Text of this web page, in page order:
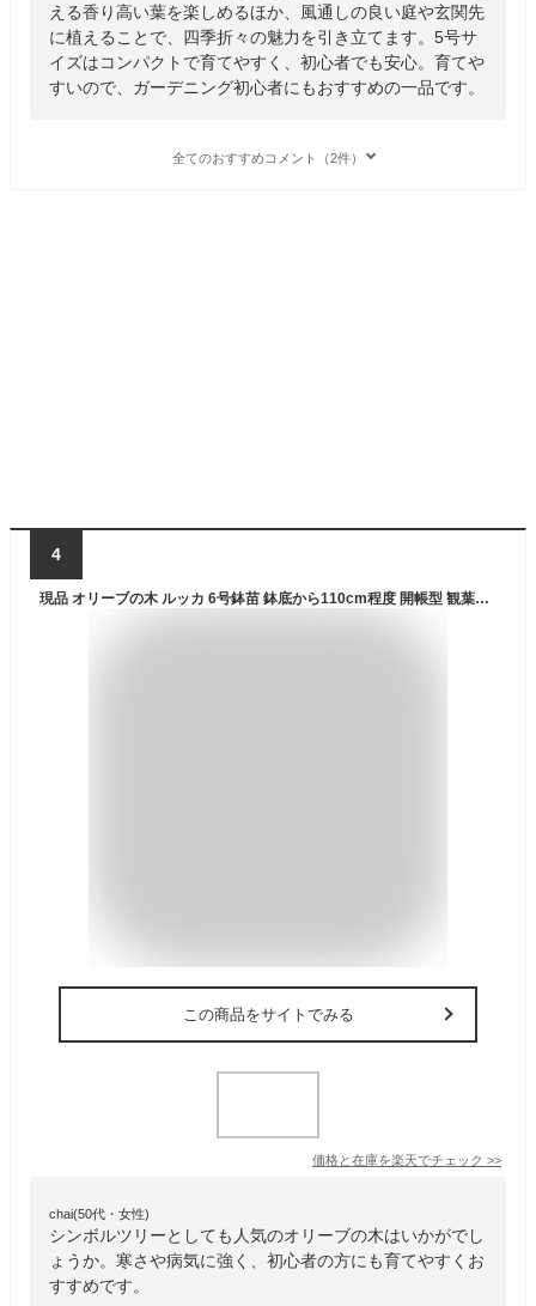
える香り高い葉を楽しめるほか、風通しの良い庭や玄関先
に植えることで、四季折々の魅力を引き立てます。5号サ
イズはコンパクトで育てやすく、初心者でも安心。育てや
すいので、ガーデニング初心者にもおすすめの一品です。
全てのおすすめコメント（2件）
4
現品 オリーブの木 ルッカ 6号鉢苗 鉢底から110cm程度 開帳型 観葉植物 屋外 鉢植え 室内 おしゃれな室内インテリア 結婚祝い 新築祝い 玄関 ベランダ プレゼント ギフト
この商品をサイトでみる
価格と在庫を楽天でチェック >>
chai(50代・女性)
シンボルツリーとしても人気のオリーブの木はいかがでし
ょうか。寒さや病気に強く、初心者の方にも育てやすくお
すすめです。